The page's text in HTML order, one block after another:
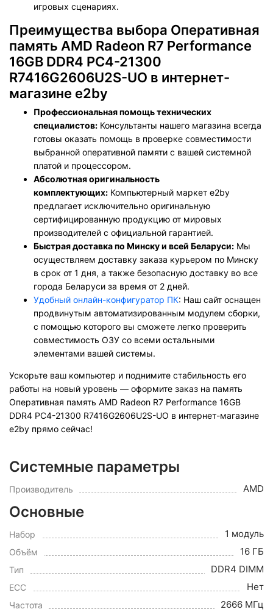
игровых сценариях.
Преимущества выбора Оперативная
память AMD Radeon R7 Performance
16GB DDR4 PC4-21300
R7416G2606U2S-UO в интернет-
магазине e2by
Профессиональная помощь технических
специалистов: Консультанты нашего магазина всегда
готовы оказать помощь в проверке совместимости
выбранной оперативной памяти с вашей системной
платой и процессором.
Абсолютная оригинальность
комплектующих: Компьютерный маркет e2by
предлагает исключительно оригинальную
сертифицированную продукцию от мировых
производителей с официальной гарантией.
Быстрая доставка по Минску и всей Беларуси: Мы
осуществляем доставку заказа курьером по Минску
в срок от 1 дня, а также безопасную доставку во все
города Беларуси за время от 2 дней.
Удобный онлайн-конфигуратор ПК: Наш сайт оснащен
продвинутым автоматизированным модулем сборки,
с помощью которого вы сможете легко проверить
совместимость ОЗУ со всеми остальными
элементами вашей системы.
Ускорьте ваш компьютер и поднимите стабильность его
работы на новый уровень — оформите заказ на память
Оперативная память AMD Radeon R7 Performance 16GB
DDR4 PC4-21300 R7416G2606U2S-UO в интернет-магазине
e2by прямо сейчас!
Системные параметры
Производитель AMD
Основные
Набор 1 модуль
Объём 16 ГБ
Тип DDR4 DIMM
ECC Нет
Частота 2666 МГц